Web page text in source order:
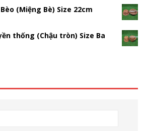
(Miệng Bè) Size 22cm
thống (Chậu tròn) Size Ba